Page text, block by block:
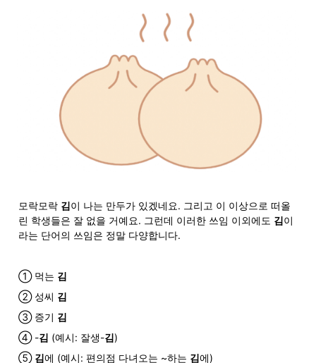
모락모락 김이 나는 만두가 있겠네요. 그리고 이 이상으로 떠올
린 학생들은 잘 없을 거예요. 그런데 이러한 쓰임 이외에도 김이
라는 단어의 쓰임은 정말 다양합니다.
① 먹는 김
② 성씨 김
③ 증기 김
④ -김 (예시: 잘생-김)
⑤ 김에 (예시: 편의점 다녀오는 ~하는 김에)